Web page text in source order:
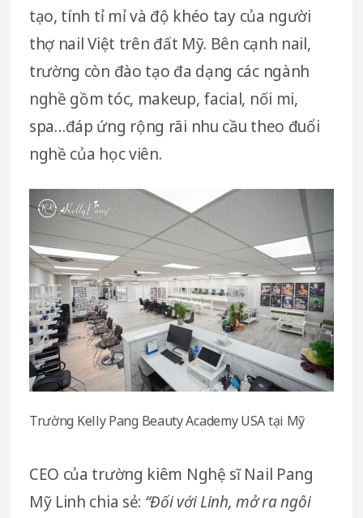
tạo, tính tỉ mỉ và độ khéo tay của người
thợ nail Việt trên đất Mỹ. Bên cạnh nail,
trường còn đào tạo đa dạng các ngành
nghề gồm tóc, makeup, facial, nối mi,
spa…đáp ứng rộng rãi nhu cầu theo đuổi
nghề của học viên.
Trường Kelly Pang Beauty Academy USA tại Mỹ
CEO của trường kiêm Nghệ sĩ Nail Pang
Mỹ Linh chia sẻ: “Đối với Linh, mở ra ngôi